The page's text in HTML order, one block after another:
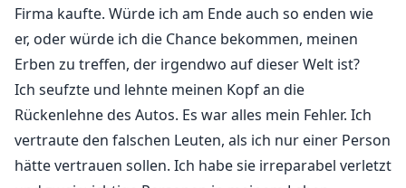
Firma kaufte. Würde ich am Ende auch so enden wie
er, oder würde ich die Chance bekommen, meinen
Erben zu treffen, der irgendwo auf dieser Welt ist?
Ich seufzte und lehnte meinen Kopf an die
Rückenlehne des Autos. Es war alles mein Fehler. Ich
vertraute den falschen Leuten, als ich nur einer Person
hätte vertrauen sollen. Ich habe sie irreparabel verletzt